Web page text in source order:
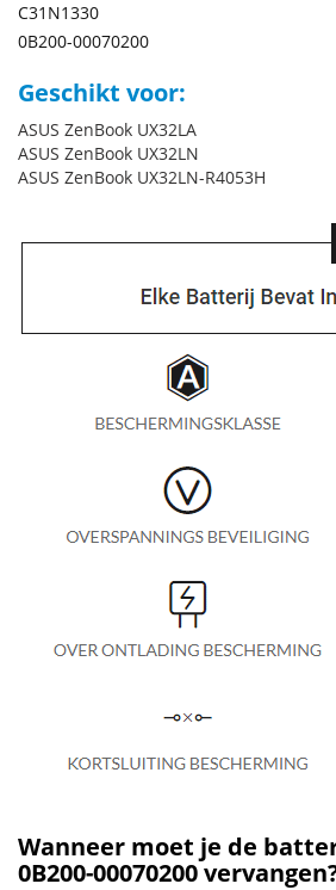
C31N1330
0B200-00070200
Geschikt voor:
ASUS ZenBook UX32LA
ASUS ZenBook UX32LN
ASUS ZenBook UX32LN-R4053H
Wanneer moet je de
0B200-00070200